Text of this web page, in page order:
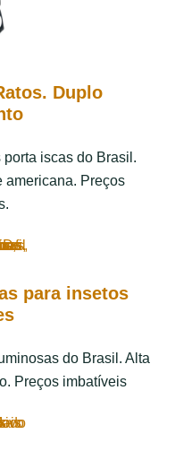
Duplo
iscas do Brasil.
americana. Preços
para insetos
do Brasil. Alta
Preços imbatíveis